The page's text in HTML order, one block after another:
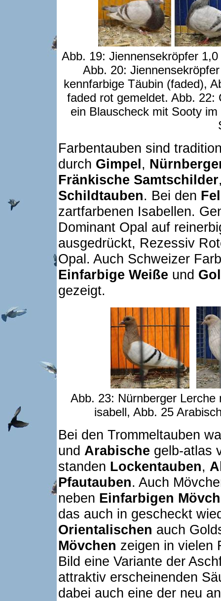
Abb. 19: Jiennensekröpfer
Abb. 20:
kennfarbige Täubin (faded),
faded rot gemeldet. Abb.
ein Blauscheck mit Sooty
Farbentauben sind
durch Gimpel,
Fränkische Samtschilder
Schildtauben. Bei den
zartfarbenen Isabellen.
Dominant Opal auf
ausgedrückt, Rezessiv
Opal. Auch Schweizer
Einfarbige Weiße und
gezeigt.
Abb. 23: Nürnberger
isabell, Abb. 25
Bei den Trommeltauben
und Arabische gelb-atlas
standen Lockentauben,
Pfautauben. Auch
neben Einfarbigen
das auch in gescheckt
Orientalischen auch
Mövchen zeigen in vielen
Bild eine Variante der
attraktiv erscheinenden
dabei auch eine der neu